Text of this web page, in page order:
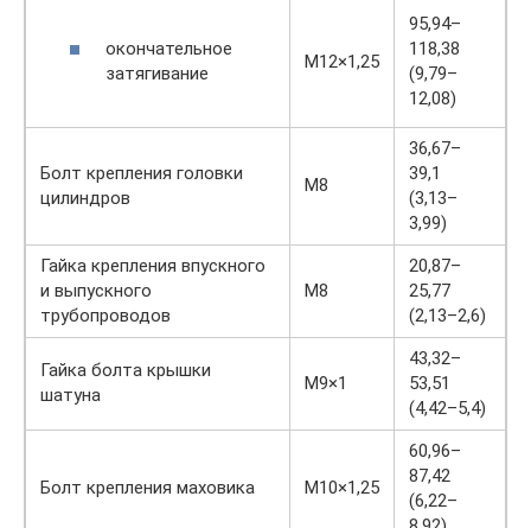
окончательное
затягивание
М12×1,25
95,94–
118,38
(9,79–
12,08)
Болт крепления головки
цилиндров
M8
36,67–
39,1
(3,13–
3,99)
Гайка крепления впускного
и выпускного
трубопроводов
М8
20,87–
25,77
(2,13–2,6)
Гайка болта крышки
шатуна
М9×1
43,32–
53,51
(4,42–5,4)
Болт крепления маховика М10×1,25
60,96–
87,42
(6,22–